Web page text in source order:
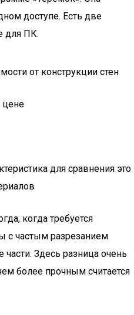
доступе. Есть две
для ПК.
от конструкции стен
цене
для сравнения это
когда требуется
с частым разрезанием
Здесь разница очень
более прочным считается